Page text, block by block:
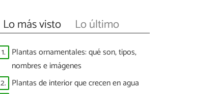
Lo más visto Lo último
1. Plantas ornamentales: qué son, tipos,
nombres e imágenes
2. Plantas de interior que crecen en agua